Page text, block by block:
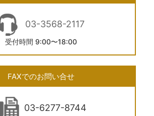
03-3568-2117
受付時間 9:00〜18:00
FAXでのお問い合せ
03-6277-8744